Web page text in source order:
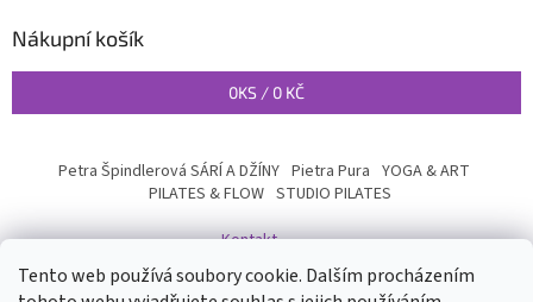
Tento web používá soubory cookie. Dalším procházením
Nákupní košík
0KS / 0 KČ
Petra Špindlerová SÁRÍ A DŽÍNY Pietra Pura YOGA & ART
PILATES & FLOW STUDIO PILATES
Kontakt